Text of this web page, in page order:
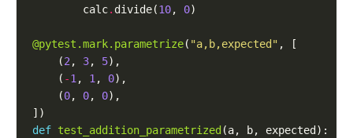
        calc
. divide(10, 0
@pytest.mark.parametrize( "a,b,expected"
    (
2 , 3, 5
    (
-1 , 1 , 0
    (
0, 0, 0
def test_addition_parametrized